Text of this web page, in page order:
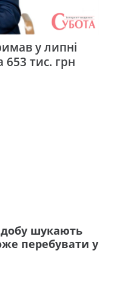
у липні
тис. грн
шукають
перебувати у